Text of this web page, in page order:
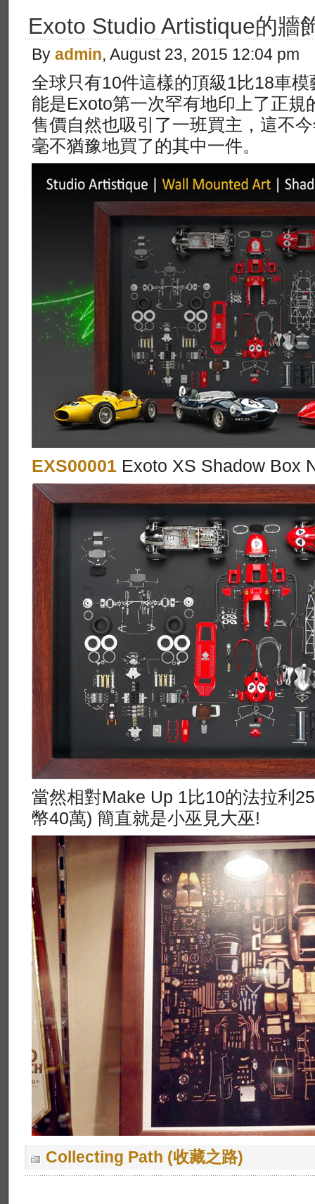
Exoto Studio Artistique的牆
By admin, August 23, 2015 12:04 pm
全球只有10件這樣的頂級1比18車
能是Exoto第一次罕有地印上了正規
售價自然也吸引了一班買主，這不
毫不猶豫地買了的其中一件。
EXS00001 Exoto XS Shadow Box
當然相對Make Up 1比10的法拉利
幣40萬) 簡直就是小巫見大巫!
Collecting Path (收藏之路)